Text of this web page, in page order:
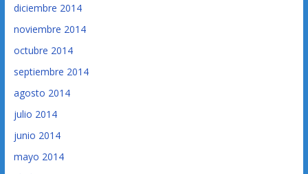
diciembre 2014
noviembre 2014
octubre 2014
septiembre 2014
agosto 2014
julio 2014
junio 2014
mayo 2014